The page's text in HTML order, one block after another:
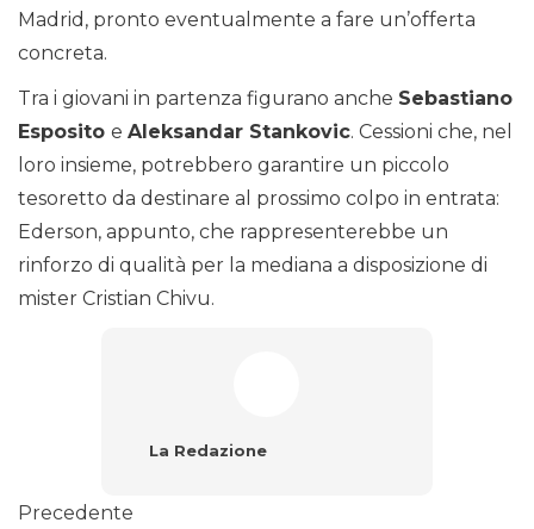
Madrid, pronto eventualmente a fare un’offerta
concreta.
Tra i giovani in partenza figurano anche Sebastiano
Esposito e Aleksandar Stankovic. Cessioni che, nel
loro insieme, potrebbero garantire un piccolo
tesoretto da destinare al prossimo colpo in entrata:
Ederson, appunto, che rappresenterebbe un
rinforzo di qualità per la mediana a disposizione di
mister Cristian Chivu.
La Redazione
Precedente